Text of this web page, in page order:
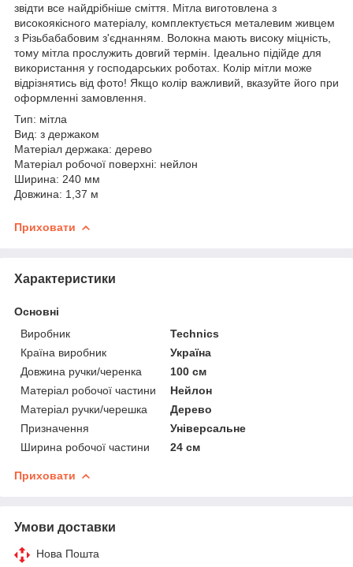
звідти все найдрібніше сміття. Мітла виготовлена з
високоякісного матеріалу, комплектується металевим живцем
з Різьбабабовим з'єднанням. Волокна мають високу міцність,
тому мітла прослужить довгий термін. Ідеально підійде для
використання у господарських роботах. Колір мітли може
відрізнятись від фото! Якщо колір важливий, вказуйте його при
оформленні замовлення.
Тип: мітла
Вид: з держаком
Матеріал держака: дерево
Матеріал робочої поверхні: нейлон
Ширина: 240 мм
Довжина: 1,37 м
Приховати
Характеристики
Основні
Виробник
Technics
Країна виробник
Україна
Довжина ручки/черенка
100 см
Матеріал робочої частини
Нейлон
Матеріал ручки/черешка
Дерево
Призначення
Універсальне
Ширина робочої частини
24 см
Приховати
Умови доставки
Нова Пошта